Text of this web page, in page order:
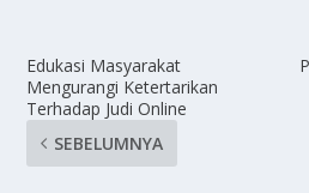
Edukasi Masyarakat
Mengurangi Ketertarikan
Terhadap Judi Online
SEBELUMNYA